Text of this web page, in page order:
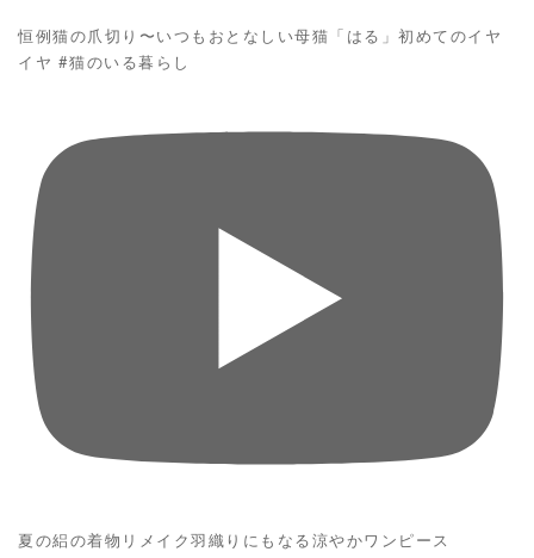
恒例猫の爪切り〜いつもおとなしい母猫「はる」初めてのイヤ
イヤ #猫のいる暮らし
夏の絽の着物リメイク羽織りにもなる涼やかワンピース